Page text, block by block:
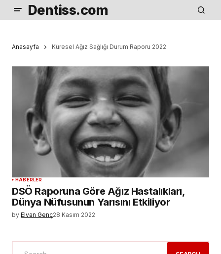
Dentiss.com
Anasayfa Küresel Ağız Sağlığı Durum Raporu 2022
HABERLER
DSÖ Raporuna Göre Ağız Hastalıkları,
Dünya Nüfusunun Yarısını Etkiliyor
by Elvan Genç28 Kasım 2022